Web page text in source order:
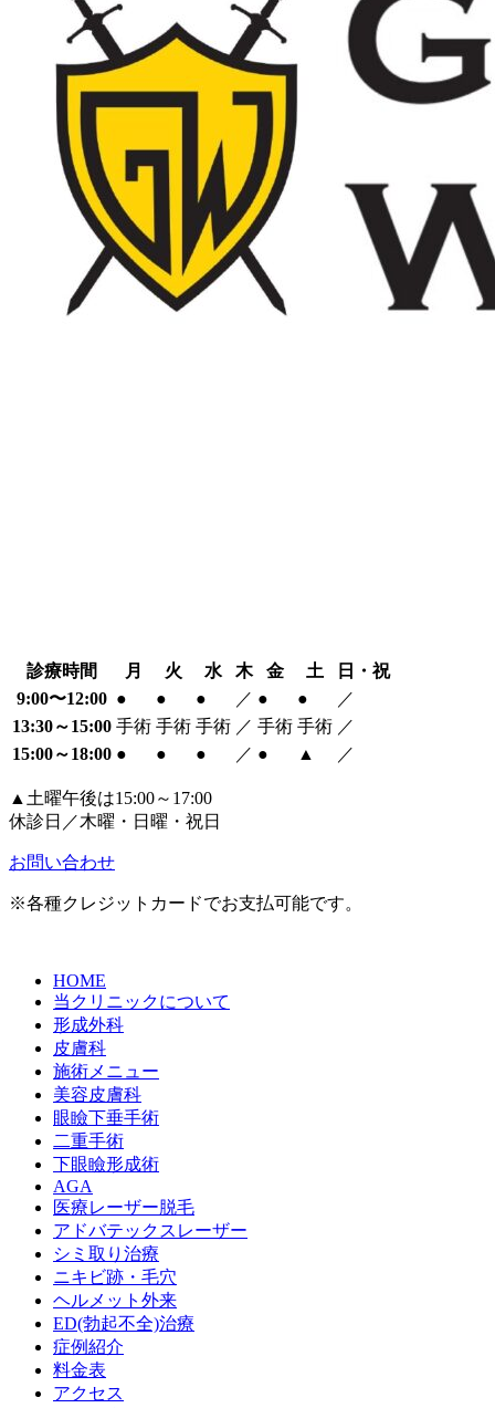
診療時間 月 火 水 木 金 土
日・祝
9:00〜12:00 ● ● ● ／ ● ●
／
13:30～15:00 手術 手術 手術 ／ 手術 手術 ／
15:00～18:00 ● ● ● ／ ● ▲ ／
▲土曜午後は15:00～17:00
休診日／木曜・日曜・祝日
お問い合わせ
※各種クレジットカードでお支払可能です。
HOME
当クリニックについて
形成外科
皮膚科
施術メニュー
美容皮膚科
眼瞼下垂手術
二重手術
下眼瞼形成術
AGA
医療レーザー脱毛
アドバテックスレーザー
シミ取り治療
ニキビ跡・毛穴
ヘルメット外来
ED(勃起不全)治療
症例紹介
料金表
アクセス